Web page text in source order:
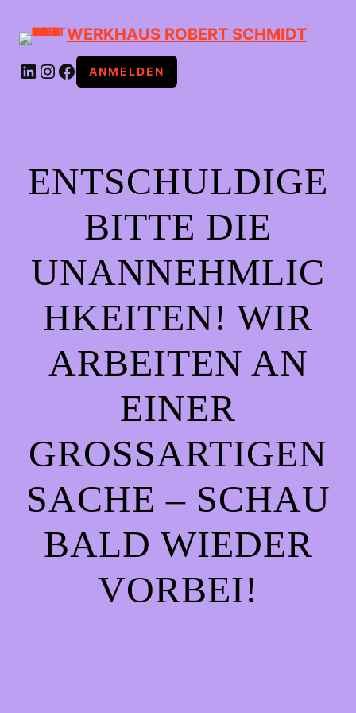
WERKHAUS ROBERT SCHMIDT
LINKEDIN INSTAGRAMFACEBOOK ANMELDEN
ENTSCHULDIGE
BITTE DIE
UNANNEHMLIC
HKEITEN! WIR
ARBEITEN AN
EINER
GROSSARTIGEN S
ACHE – SCHAU B
ALD WIEDER V
ORBEI!